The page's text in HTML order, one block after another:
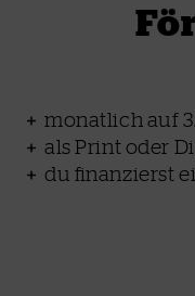
monatlich auf
als Print oder
du finanzierst